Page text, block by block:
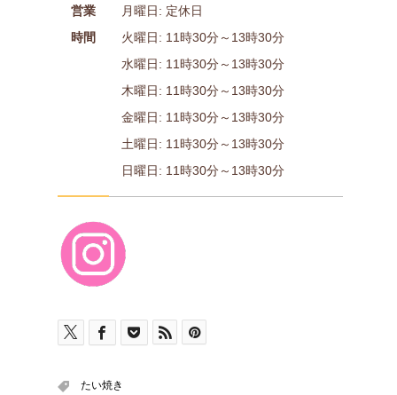
営業
時間
月曜日: 定休日
火曜日: 11時30分～13時30分
水曜日: 11時30分～13時30分
木曜日: 11時30分～13時30分
金曜日: 11時30分～13時30分
土曜日: 11時30分～13時30分
日曜日: 11時30分～13時30分
たい焼き